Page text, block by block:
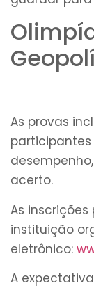
As provas
acerto.
As
instituição
eletrônico:
A